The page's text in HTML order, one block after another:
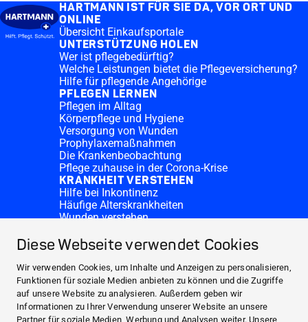
Diese Webseite verwendet Cookies
Wir verwenden Cookies, um Inhalte und Anzeigen zu personalisieren,
Funktionen für soziale Medien anbieten zu können und die Zugriffe
auf unsere Website zu analysieren. Außerdem geben wir
Informationen zu Ihrer Verwendung unserer Website an unsere
Partner für soziale Medien, Werbung und Analysen weiter. Unsere
HARTMANN IST FÜR SIE DA, VOR ORT UND
ONLINE
Übersicht Einkaufsportale
UNTERSTÜTZUNG HOLEN
Wer ist pflegebedürftig?
Welche Leistungen bietet die Pflegeversicherung?
Hilfe für pflegende Angehörige
PFLEGEN LERNEN
Pflegen im Alltag
Körperpflege und Hygiene
Versorgung von Wunden
Prophylaxemaßnahmen
Die Krankenbeobachtung
Pflege zuhause in der Corona-Krise
KRANKHEIT VERSTEHEN
Hilfe bei Inkontinenz
Häufige Alterskrankheiten
Wunden verstehen
Kontakt
ONLINE
UNTERSTÜTZUNG HOLEN
PFLEGEN LERNEN
KRANKHEIT VERSTEHEN